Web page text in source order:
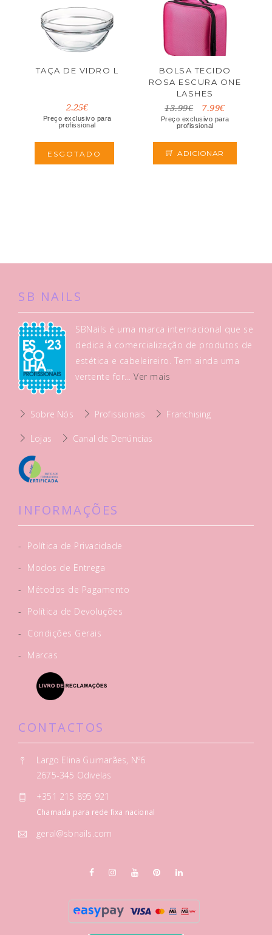
TAÇA DE VIDRO L
2.25€
Preço exclusivo para
profissional
ESGOTADO
BOLSA TECIDO
ROSA ESCURA ONE
LASHES
13.99€ 7.99€
Preço exclusivo para
profissional
ADICIONAR
SB NAILS
SBNails é uma marca internacional que se
dedica à comercialização de produtos de
estética e cabeleireiro. Tem ainda uma
vertente for...Ver mais
Sobre Nós Profissionais Franchising
Lojas Canal de Denúncias
INFORMAÇÕES
-
Política de Privacidade
-
Modos de Entrega
-
Métodos de Pagamento
-
Política de Devoluções
-
Condições Gerais
-
Marcas
CONTACTOS
Largo Elina Guimarães, Nº6
2675-345 Odivelas
+351 215 895 921
Chamada para rede fixa nacional
geral@sbnails.com